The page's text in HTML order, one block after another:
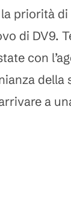
priorità
di DV9.
con
della
a